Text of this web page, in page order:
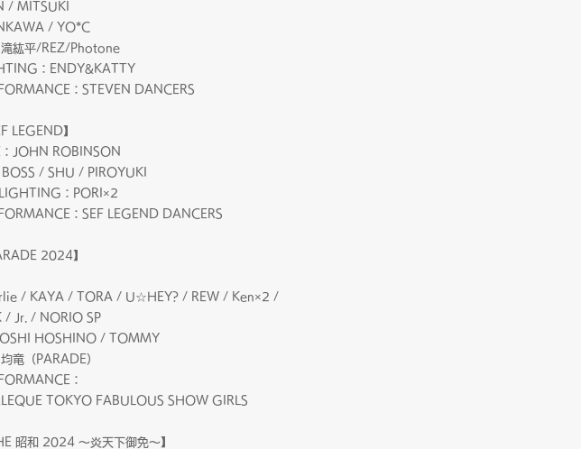
/ MITSUKI
/ YO*C
滝紘平/REZ/Photone
：ENDY&KATTY
：STEVEN DANCERS
LEGEND】
：JOHN ROBINSON
BOSS / SHU / PIROYUKI
：PORI×2
：SEF LEGEND DANCERS
2024】
/ KAYA / TORA / U☆HEY? / REW / Ken×2 /
/ Jr. / NORIO SP
HOSHINO / TOMMY
竜（PARADE）
：
TOKYO FABULOUS SHOW GIRLS
昭和 2024 ～炎天下御免～】